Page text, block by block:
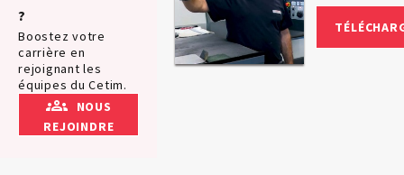
?
Boostez votre
carrière en
rejoignant les
équipes du Cetim.
NOUS
REJOINDRE